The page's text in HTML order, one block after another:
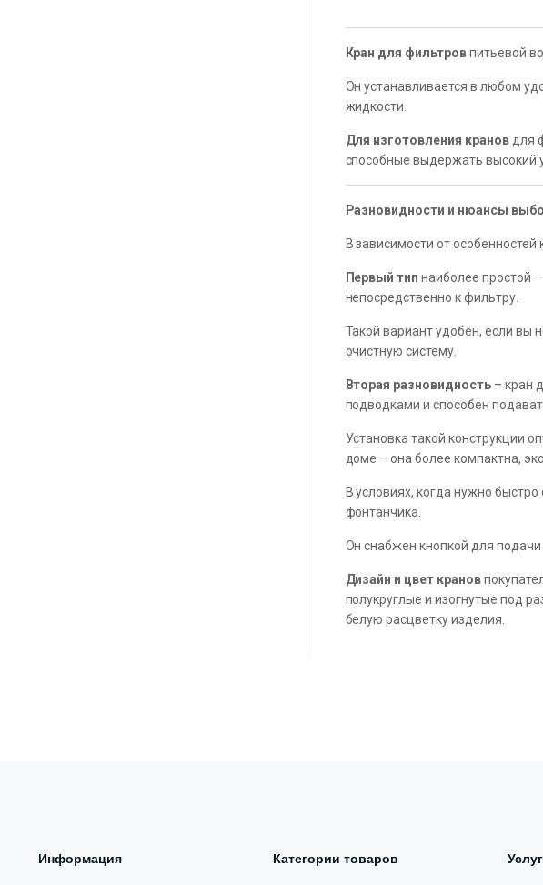
Кран для фильтровпитьевой
Он устанавливается в любом
жидкости.
Для изготовления крановдля
способные выдержать высокий
Разновидности и нюансы
В зависимости от
Первый тип наиболее простой
непосредственно к фильтру.
Такой вариант удобен, если вы
очистную систему.
Вторая разновидность– кран
подводками и способен
Установка такой конструкции
доме – она более компактна,
В условиях, когда нужно
фонтанчика.
Он снабжен кнопкой для
Дизайн и цвет кранов
полукруглые и изогнутые под
белую расцветку изделия.
Информация Категории товаров